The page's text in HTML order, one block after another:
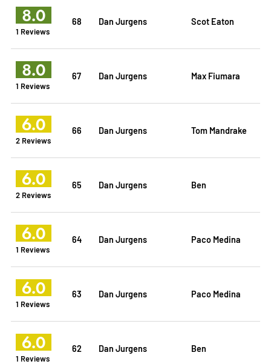
8.0
1 Reviews
68 Dan Jurgens Scot Eaton
8.0
1 Reviews
67 Dan Jurgens Max Fiumara
6.0
2 Reviews
66 Dan Jurgens Tom Mandrake
6.0
2 Reviews
65 Dan Jurgens Ben
6.0
1 Reviews
64 Dan Jurgens Paco Medina
6.0
1 Reviews
63 Dan Jurgens Paco Medina
6.0
1 Reviews
62 Dan Jurgens Ben